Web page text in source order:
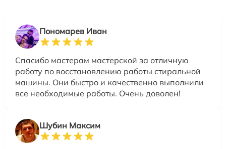
Пономарев Иван
Спасибо мастерам мастерской за отличную
работу по восстановлению работы стиральной
машины. Они быстро и качественно выполнили
все необходимые работы. Очень доволен!
Шубин Максим